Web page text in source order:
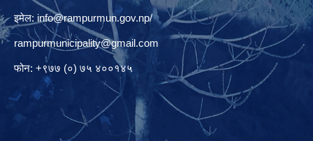
इमेल: info@rampurmun.gov.np/
rampurmunicipality@gmail.com
फोन: +९७७ (०) ७५ ४००१४५